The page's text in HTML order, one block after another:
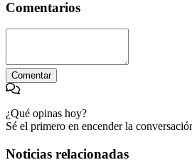
Comentarios
Comentar
¿Qué opinas hoy?
Sé el primero en encender la
Noticias relacionadas